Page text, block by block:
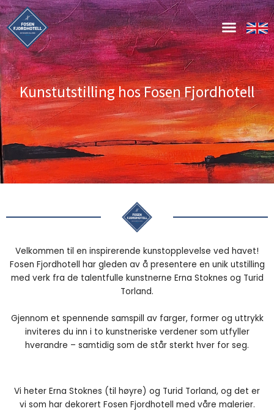
Hopp
rett
til
innholdet
Kunstutstilling hos Fosen Fjordhotell
Velkommen til en inspirerende kunstopplevelse ved havet!
Fosen Fjordhotell har gleden av å presentere en unik utstilling
med verk fra de talentfulle kunstnerne Erna Stoknes og Turid
Torland.
Gjennom et spennende samspill av farger, former og uttrykk
inviteres du inn i to kunstneriske verdener som utfyller
hverandre – samtidig som de står sterkt hver for seg.
Vi heter Erna Stoknes (til høyre) og Turid Torland, og det er
vi som har dekorert Fosen Fjordhotell med våre malerier.